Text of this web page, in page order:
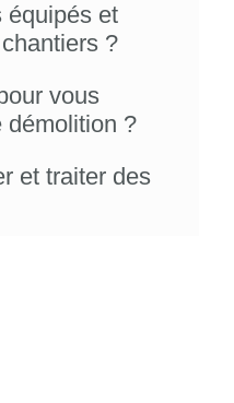
équipés et
?
vous
démolition ?
et traiter des